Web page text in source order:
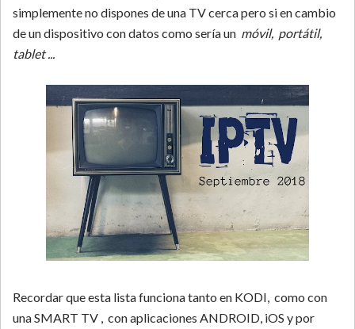
simplemente no dispones de una TV cerca pero si en cambio
de un dispositivo con datos como sería un móvil, portátil,
tablet ...
Recordar que esta lista funciona tanto en KODI, como con
una SMART TV , con aplicaciones ANDROID, iOS y por